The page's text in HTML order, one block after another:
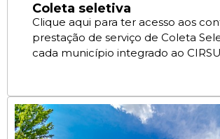
Coleta seletiva
Clique aqui para ter acesso aos
prestação de serviço de Coleta
cada município integrado ao